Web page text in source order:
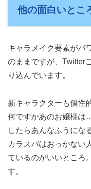
他の面白いとこ
キャラメイク要素がパ
のままですが、Twitter
り込んでいます。
新キャラクターも個性
何ですかあのお嬢様は
したらあんなふうにな
カラスバはおっかない
ているのがいいところ
す。